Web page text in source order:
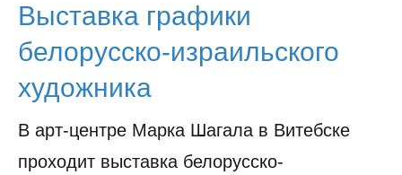
Выставка графики
белорусско-израильского
художника
В арт-центре Марка Шагала в Витебске
проходит выставка белорусско-